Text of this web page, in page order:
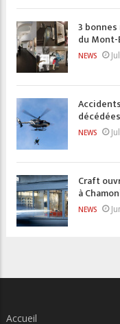
3
du Mont-
NEWS
NEWS
Craft
à
NEWS
Accueil